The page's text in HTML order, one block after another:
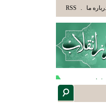
بهترین را انتخاب میکنند(سوره
ما .
RSS